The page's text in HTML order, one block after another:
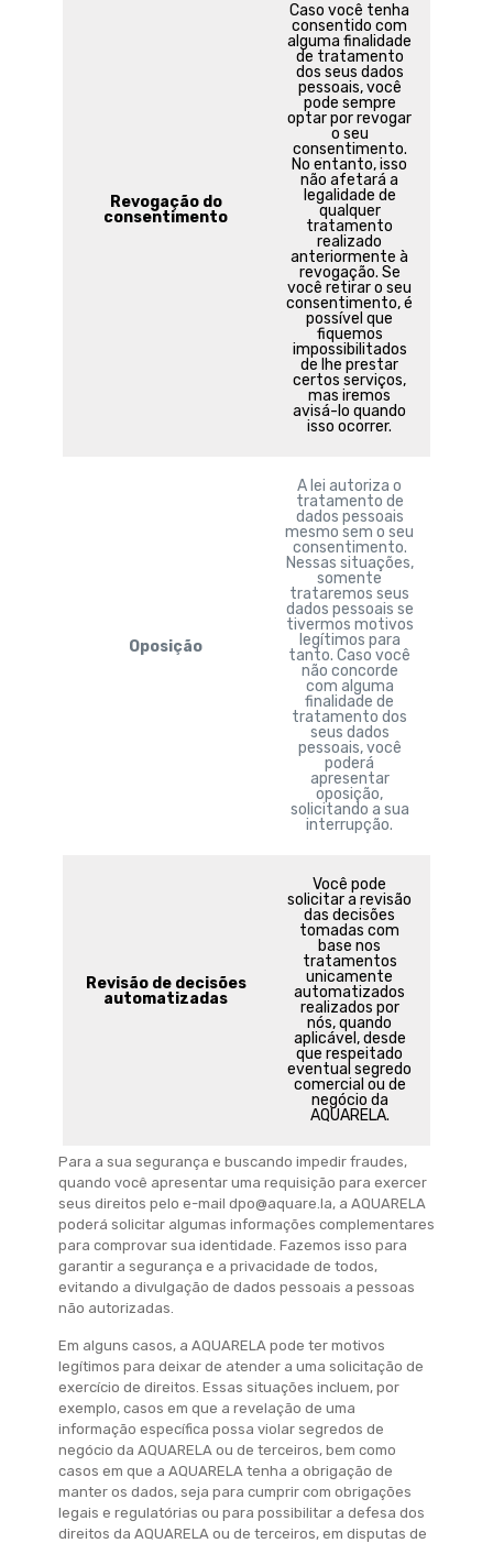
Revogação do
consentimento
Caso você tenha
consentido com
alguma finalidade
de tratamento
dos seus dados
pessoais, você
pode sempre
optar por revogar
o seu
consentimento.
No entanto, isso
não afetará a
legalidade de
qualquer
tratamento
realizado
anteriormente à
revogação. Se
você retirar o seu
consentimento, é
possível que
fiquemos
impossibilitados
de lhe prestar
certos serviços,
mas iremos
avisá-lo quando
isso ocorrer.
Oposição
A lei autoriza o
tratamento de
dados pessoais
mesmo sem o seu
consentimento.
Nessas situações,
somente
trataremos seus
dados pessoais se
tivermos motivos
legítimos para
tanto. Caso você
não concorde
com alguma
finalidade de
tratamento dos
seus dados
pessoais, você
poderá
apresentar
oposição,
solicitando a sua
interrupção.
Revisão de decisões
automatizadas
Você pode
solicitar a revisão
das decisões
tomadas com
base nos
tratamentos
unicamente
automatizados
realizados por
nós, quando
aplicável, desde
que respeitado
eventual segredo
comercial ou de
negócio da
AQUARELA.
Para a sua segurança e buscando impedir fraudes,
quando você apresentar uma requisição para exercer
seus direitos pelo e-mail dpo@aquare.la, a AQUARELA
poderá solicitar algumas informações complementares
para comprovar sua identidade. Fazemos isso para
garantir a segurança e a privacidade de todos,
evitando a divulgação de dados pessoais a pessoas
não autorizadas.
Em alguns casos, a AQUARELA pode ter motivos
legítimos para deixar de atender a uma solicitação de
exercício de direitos. Essas situações incluem, por
exemplo, casos em que a revelação de uma
informação específica possa violar segredos de
negócio da AQUARELA ou de terceiros, bem como
casos em que a AQUARELA tenha a obrigação de
manter os dados, seja para cumprir com obrigações
legais e regulatórias ou para possibilitar a defesa dos
direitos da AQUARELA ou de terceiros, em disputas de